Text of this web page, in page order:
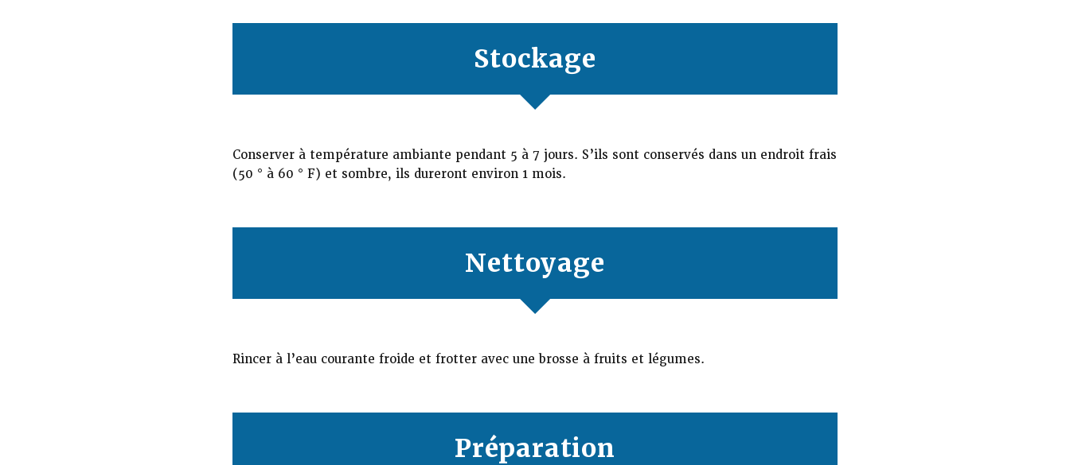
Stockage
Conserver à température ambiante pendant 5 à 7 jours. S’ils sont conservés dans un endroit frais
(50 ° à 60 ° F) et sombre, ils dureront environ 1 mois.
Nettoyage
Rincer à l’eau courante froide et frotter avec une brosse à fruits et légumes.
Préparation